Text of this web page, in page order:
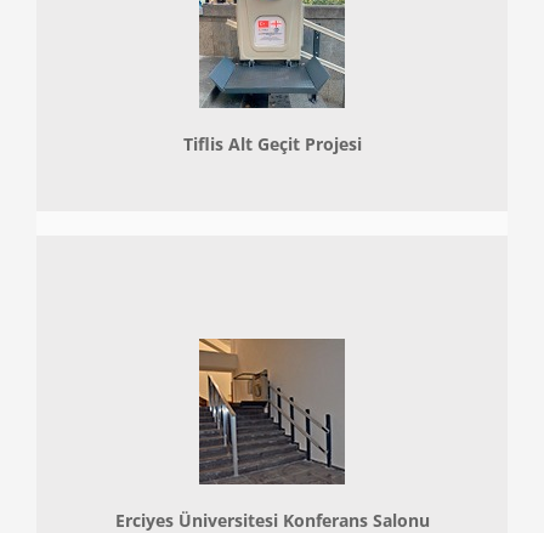
Tiflis Alt Geçit Projesi
Erciyes Üniversitesi Konferans Salonu